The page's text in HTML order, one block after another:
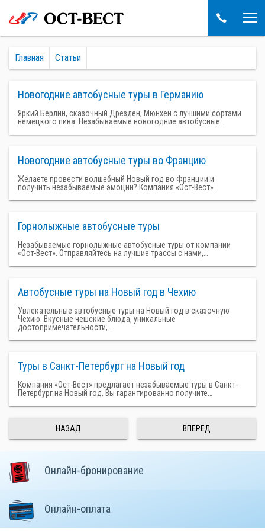
Главная Статьи
Новогодние автобусные туры в Германию
Яркий Берлин, сказочный Дрезден, Мюнхен с лучшими сортами
немецкого пива. Незабываемые новогодние автобусные…
Новогодние автобусные туры во Францию
Желаете провести волшебный Новый год во Франции и
получить незабываемые эмоции? Компания «Ост-Вест»…
Горнолыжные автобусные туры
Незабываемые горнолыжные автобусные туры от компании
«Ост-Вест». Отправляйтесь на лучшие трассы с нами,…
Автобусные туры на Новый год в Чехию
Увлекательные автобусные туры на Новый год в сказочную
Чехию. Вкусные чешские блюда, уникальные
достопримечательности,…
Туры в Санкт-Петербург на Новый год
Компания «Ост-Вест» предлагает незабываемые туры в Санкт-
Петербург на Новый год. Вы гарантированно получите…
НАЗАД ВПЕРЕД
Онлайн-бронирование
Онлайн-оплата